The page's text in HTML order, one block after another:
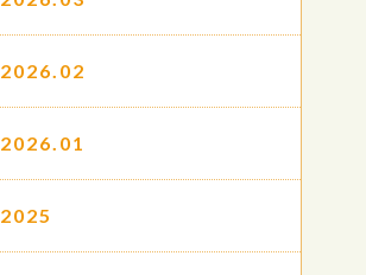
2026.02
2026.01
2025